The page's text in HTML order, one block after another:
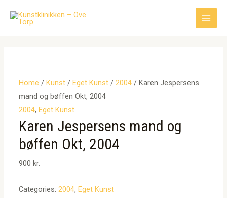
Main
Home /Kunst /Eget Kunst /2004 / Karen Jespersens
mand og bøffen Okt, 2004
2004,Eget Kunst
Karen Jespersens mand og
bøffen Okt, 2004
900kr.
Categories:2004,Eget Kunst